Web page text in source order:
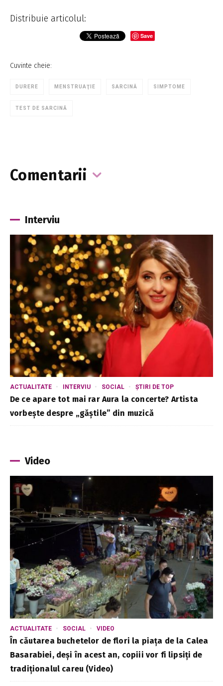
Distribuie articolul:
Save
Cuvinte cheie:
DURERE MENSTRUAŢIE SARCINĂ SIMPTOME
TEST DE SARCINĂ
Comentarii
Interviu
ACTUALITATE INTERVIU SOCIAL ȘTIRI DE TOP
De ce apare tot mai rar Aura la concerte? Artista
vorbește despre „găștile” din muzică
Video
ACTUALITATE SOCIAL VIDEO
În căutarea buchetelor de flori la piața de la Calea
Basarabiei, deși în acest an, copiii vor fi lipsiți de
tradiționalul careu (Video)